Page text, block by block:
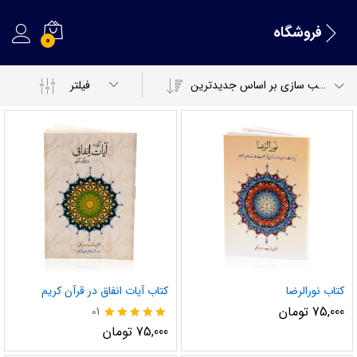
فروشگاه 0
فیلتر مرتب سازی بر اساس جدیدترین
کتاب نورالرضا
75,000 تومان
کتاب آیات انفاق در قرآن کریم
نمره
5.00
01
75,000 تومان